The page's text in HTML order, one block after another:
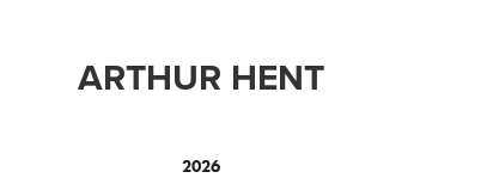
ARTHUR HENT
2026